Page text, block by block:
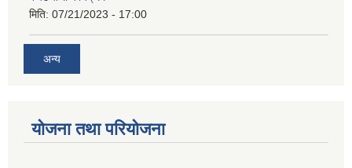
मिति: 07/21/2023 - 17:00
अन्य
योजना तथा परियोजना